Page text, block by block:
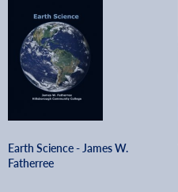
Earth Science - James W.
Fatherree